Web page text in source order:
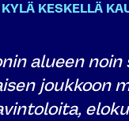
KESKELLÄ
alueen noin
joukkoon